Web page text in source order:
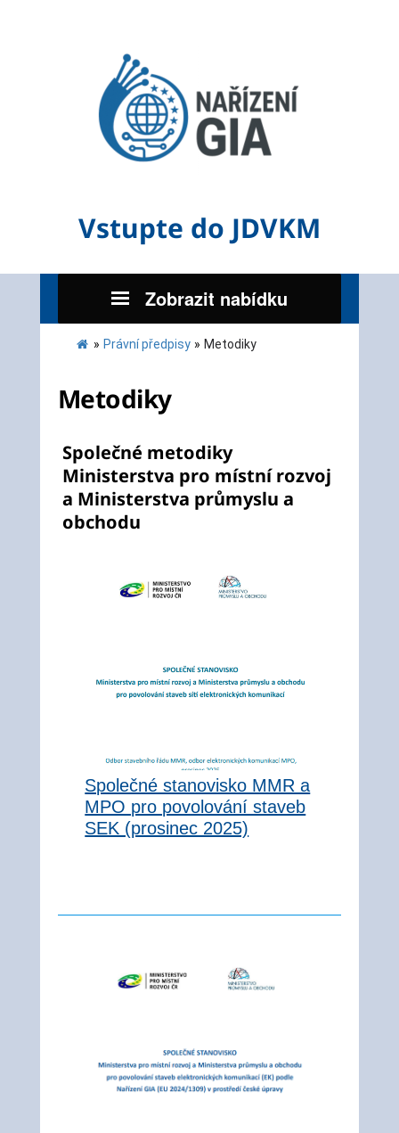
Vstupte do JDVKM
Zobrazit nabídku
» Právní předpisy » Metodiky
Metodiky
Společné metodiky
Ministerstva pro místní rozvoj
a Ministerstva průmyslu a
obchodu
Společné stanovisko MMR a
MPO pro povolování staveb
SEK (prosinec 2025)